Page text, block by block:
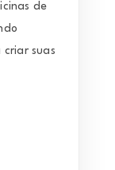
de
suas